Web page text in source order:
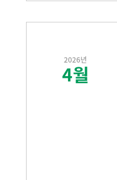
2026년
4월